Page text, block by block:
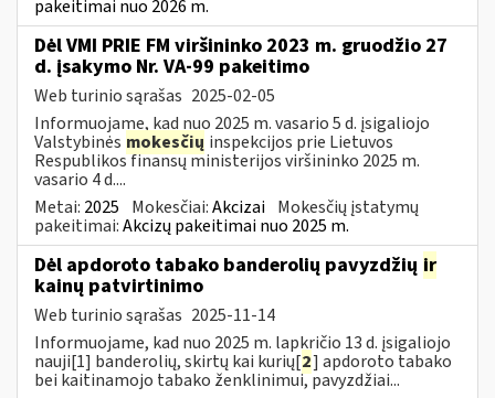
pakeitimai nuo 2026 m.
Dėl VMI PRIE FM viršininko 2023 m. gruodžio 27
d. įsakymo Nr. VA-99 pakeitimo
Web turinio sąrašas 2025-02-05
Informuojame, kad nuo 2025 m. vasario 5 d. įsigaliojo
Valstybinės mokesčių inspekcijos prie Lietuvos
Respublikos finansų ministerijos viršininko 2025 m.
vasario 4 d....
Metai: 2025 Mokesčiai:Akcizai Mokesčių įstatymų
pakeitimai:Akcizų pakeitimai nuo 2025 m.
Dėl apdoroto tabako banderolių pavyzdžių ir
kainų patvirtinimo
Web turinio sąrašas 2025-11-14
Informuojame, kad nuo 2025 m. lapkričio 13 d. įsigaliojo
nauji[1] banderolių, skirtų kai kurių[2] apdoroto tabako
bei kaitinamojo tabako ženklinimui, pavyzdžiai...